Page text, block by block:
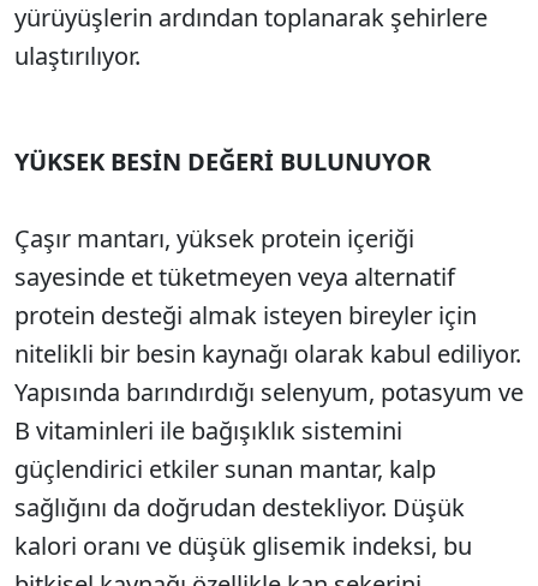
yürüyüşlerin ardından toplanarak şehirlere
ulaştırılıyor.
YÜKSEK BESİN DEĞERİ BULUNUYOR
Çaşır mantarı, yüksek protein içeriği
sayesinde et tüketmeyen veya alternatif
protein desteği almak isteyen bireyler için
nitelikli bir besin kaynağı olarak kabul ediliyor.
Yapısında barındırdığı selenyum, potasyum ve
B vitaminleri ile bağışıklık sistemini
güçlendirici etkiler sunan mantar, kalp
sağlığını da doğrudan destekliyor. Düşük
kalori oranı ve düşük glisemik indeksi, bu